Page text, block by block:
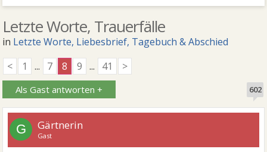
Letzte Worte, Trauerfälle
in Letzte Worte, Liebesbrief, Tagebuch & Abschied
<
1 ... 7 8 9 ... 41 >
Als Gast antworten + 602
G Gärtnerin
Gast